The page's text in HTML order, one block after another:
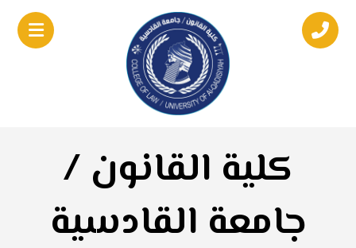
كلية القانون /
جامعة القادسية